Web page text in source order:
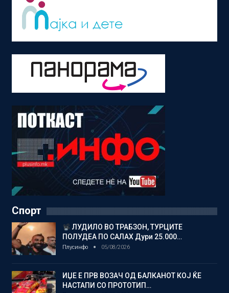
Спорт
ЛУДИЛО ВО ТРАБЗОН, ТУРЦИТЕ
ПОЛУДЕА ПО САЛАХ Дури 25.000…
Плусинфо 05/08/2026
ИЏЕ Е ПРВ ВОЗАЧ ОД БАЛКАНОТ КОЈ ЌЕ
НАСТАПИ СО ПРОТОТИП…